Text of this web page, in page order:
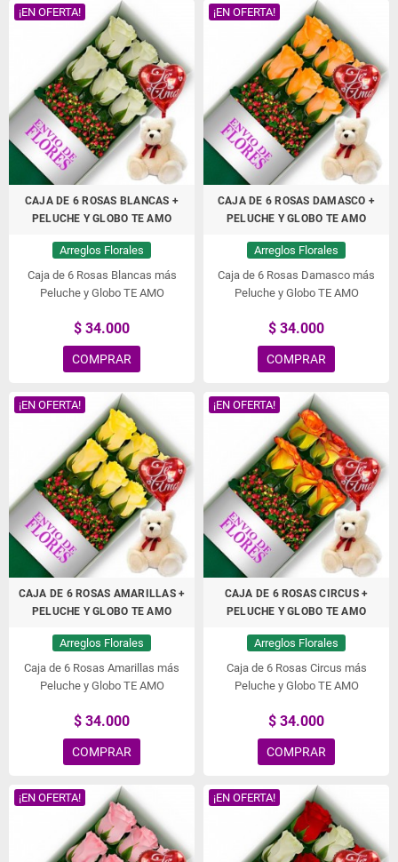
¡EN OFERTA!
CAJA DE 6 ROSAS BLANCAS +
PELUCHE Y GLOBO TE AMO
Arreglos Florales
Caja de 6 Rosas Blancas más
Peluche y Globo TE AMO
$ 34.000
COMPRAR
¡EN OFERTA!
CAJA DE 6 ROSAS DAMASCO +
PELUCHE Y GLOBO TE AMO
Arreglos Florales
Caja de 6 Rosas Damasco más
Peluche y Globo TE AMO
$ 34.000
COMPRAR
¡EN OFERTA!
CAJA DE 6 ROSAS AMARILLAS +
PELUCHE Y GLOBO TE AMO
Arreglos Florales
Caja de 6 Rosas Amarillas más
Peluche y Globo TE AMO
$ 34.000
COMPRAR
¡EN OFERTA!
CAJA DE 6 ROSAS CIRCUS +
PELUCHE Y GLOBO TE AMO
Arreglos Florales
Caja de 6 Rosas Circus más
Peluche y Globo TE AMO
$ 34.000
COMPRAR
¡EN OFERTA! ¡EN OFERTA!